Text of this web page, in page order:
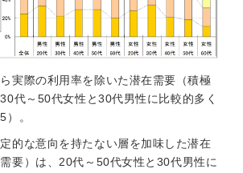
実際の利用率を除いた潜在需要（積極
代～50代女性と30代男性に比較的多く
。
的な意向を持たない層を加味した潜在
要）は、20代～50代女性と30代男性に